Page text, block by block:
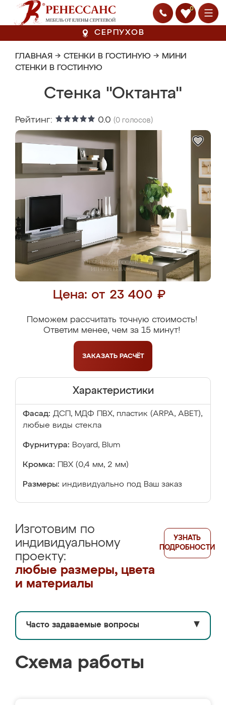
0
СЕРПУХОВ
ГЛАВНАЯ → СТЕНКИ В ГОСТИНУЮ → МИНИ
СТЕНКИ В ГОСТИНУЮ
Стенка "Октанта"
Рейтинг: 0.0 (0 голосов)
Цена: от 23 400 ₽
Поможем рассчитать точную стоимость!
Ответим менее, чем за 15 минут!
ЗАКАЗАТЬ РАСЧЁТ
Характеристики
Фасад: ДСП, МДФ ПВХ, пластик (ARPA, ABET),
любые виды стекла
Фурнитура: Boyard, Blum
Кромка: ПВХ (0,4 мм, 2 мм)
Размеры: индивидуально под Ваш заказ
Изготовим по
индивидуальному
проекту:
любые размеры, цвета
и материалы
УЗНАТЬ
ПОДРОБНОСТИ
Часто задаваемые вопросы ▼
Схема работы